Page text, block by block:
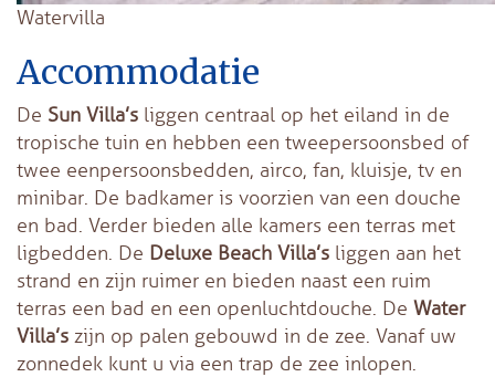
Watervilla
Accommodatie
De Sun Villa’s liggen centraal op het eiland in de
tropische tuin en hebben een tweepersoonsbed of
twee eenpersoonsbedden, airco, fan, kluisje, tv en
minibar. De badkamer is voorzien van een douche
en bad. Verder bieden alle kamers een terras met
ligbedden. De Deluxe Beach Villa’s liggen aan het
strand en zijn ruimer en bieden naast een ruim
terras een bad en een openluchtdouche. De Water
Villa’s zijn op palen gebouwd in de zee. Vanaf uw
zonnedek kunt u via een trap de zee inlopen.